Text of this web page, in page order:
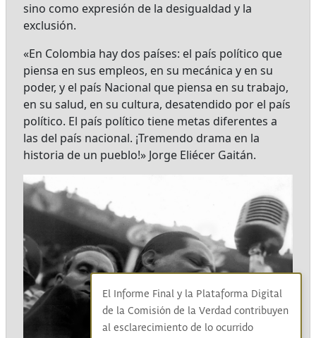
sino como expresión de la desigualdad y la
exclusión.
«En Colombia hay dos países: el país político que
piensa en sus empleos, en su mecánica y en su
poder, y el país Nacional que piensa en su trabajo,
en su salud, en su cultura, desatendido por el país
político. El país político tiene metas diferentes a
las del país nacional. ¡Tremendo drama en la
historia de un pueblo!» Jorge Eliécer Gaitán.
El Informe Final y la Plataforma Digital
de la Comisión de la Verdad contribuyen
al esclarecimiento de lo ocurrido